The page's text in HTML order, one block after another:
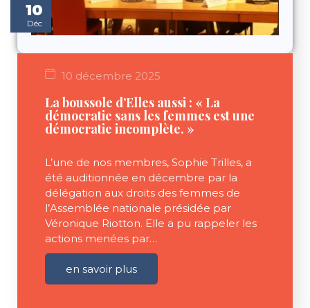
10
Déc
10 décembre 2025
La boussole d’Elles aussi : « La
démocratie sans les femmes est une
démocratie incomplète. »
L’une de nos membres, Sophie Trilles, a
été auditionnée en décembre par la
délégation aux droits des femmes de
l’Assemblée nationale présidée par
Véronique Riotton. Elle a pu rappeler les
actions menées par…
en savoir plus